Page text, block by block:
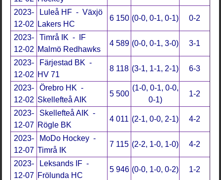
2023-
12-02
Luleå HF - Växjö
Lakers HC
6 150 (0-0, 0-1, 0-1) 0-2
2023-
12-02
Timrå IK - IF
Malmö Redhawks
4 589 (0-0, 0-1, 3-0) 3-1
2023-
12-02
Färjestad BK -
HV 71
8 118 (3-1, 1-1, 2-1) 6-3
2023-
12-02
Örebro HK -
Skellefteå AIK
5 500
(1-0, 0-1, 0-0,
0-1)
1-2
2023-
12-07
Skellefteå AIK -
Rögle BK
4 011 (2-1, 0-0, 2-1) 4-2
2023-
12-07
MoDo Hockey -
Timrå IK
7 115 (2-2, 1-0, 1-0) 4-2
2023-
12-07
Leksands IF -
Frölunda HC
5 946 (0-0, 1-0, 0-2) 1-2